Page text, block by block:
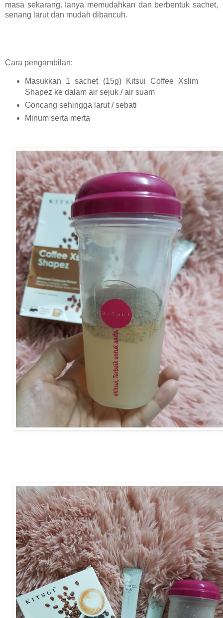
masa sekarang. Ianya memudahkan dan berbentuk sachet,
senang larut dan mudah dibancuh.
Cara pengambilan:
Masukkan 1 sachet (15g) Kitsui Coffee Xslim
Shapez ke dalam air sejuk / air suam
Goncang sehingga larut / sebati
Minum serta merta